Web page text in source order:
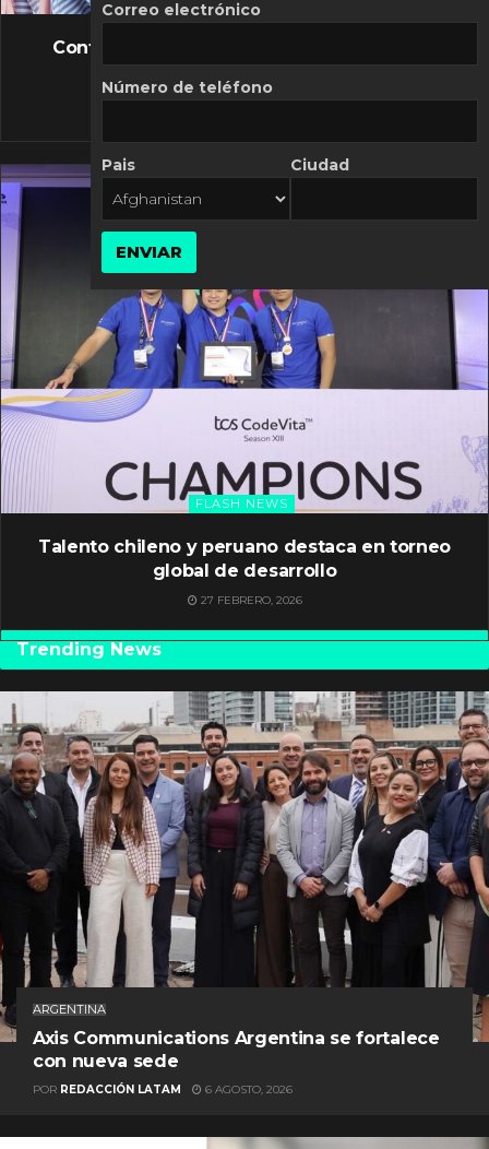
FLASH NEWS
Controversia de Mercado Libre por costos
10 MARZO, 2026
FLASH NEWS
Talento chileno y peruano destaca en torneo
global de desarrollo
27 FEBRERO, 2026
Trending News
ARGENTINA
Axis Communications Argentina se fortalece
con nueva sede
POR REDACCIÓN LATAM 6 AGOSTO, 2026
Correo electrónico
Número de teléfono
Pais Ciudad
ENVIAR